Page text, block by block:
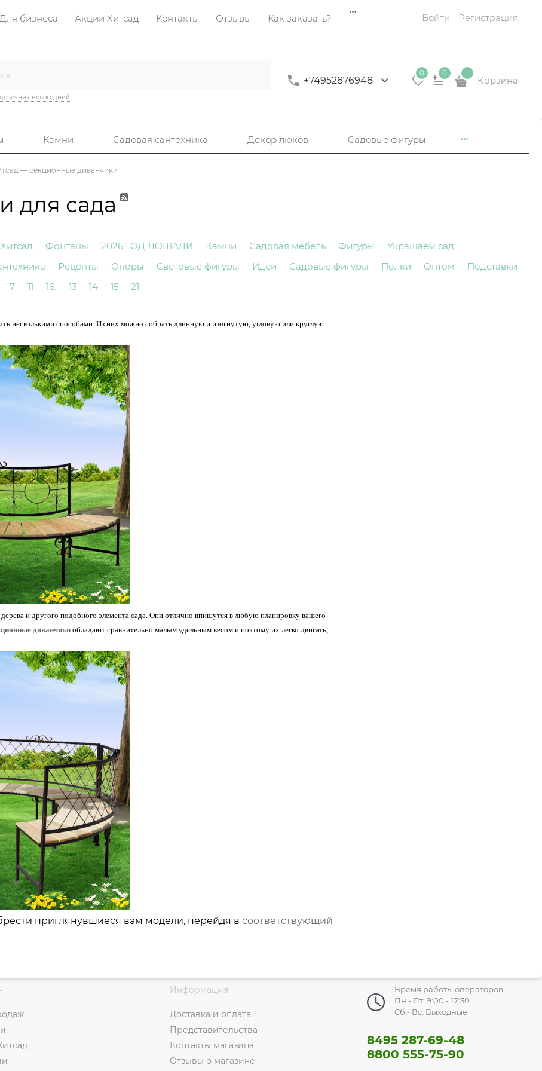
Для бизнеса Акции Хитсад Контакты Отзывы Как заказать? Войти Регистрация
новогодний
+74952876948
0 0
Корзина
Камни Садовая сантехника Декор люков Садовые фигуры
— секционные диванчики
для сада
Хитсад Фонтаны 2026 ГОД ЛОШАДИ Камни Садовая мебель Фигуры
Украшаем сад
Рецепты Опоры Световые фигуры Идеи Садовые фигуры Полки Оптом
Подставки
7 11 16. 13 14 15 21
несколькими способами. Из них можно собрать длинную и изогнутую, угловую или круглую
и другого подобного элемента сада. Они отлично впишутся в любую планировку вашего
диванчики обладают сравнительно малым удельным весом и поэтому их легко двигать,
приглянувшиеся вам модели, перейдя в соответствующий
Информация
Доставка и оплата
Представительства
Контакты магазина
Отзывы о магазине
Время работы операторов:
Пн - Пт: 9:00 - 17:30
Сб - Вс: Выходные
8495 287-69-48
8800 555-75-90